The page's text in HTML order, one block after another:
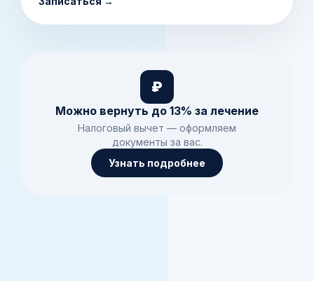
₽
Можно вернуть до 13% за лечение
Налоговый вычет — оформляем
документы за вас.
Узнать подробнее